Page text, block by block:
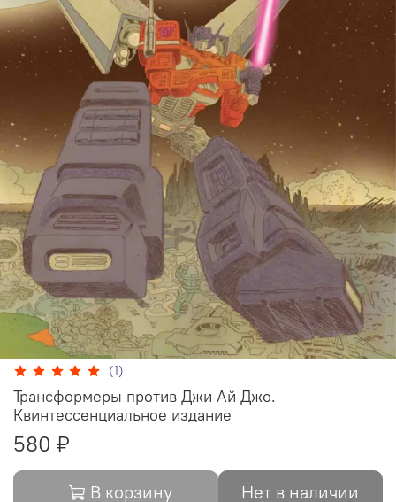
(1)
Трансформеры против Джи Ай Джо.
Квинтессенциальное издание
580 ₽
В корзину Нет в наличии